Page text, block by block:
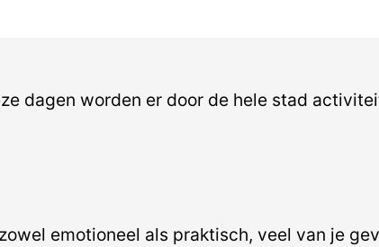
dagen worden er door de hele stad
emotioneel als praktisch, veel van je